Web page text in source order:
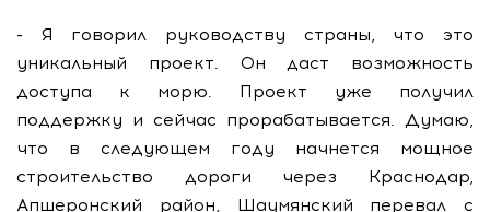
- Я говорил руководству страны, что это
уникальный проект. Он даст возможность
доступа к морю. Проект уже получил
поддержку и сейчас прорабатывается. Думаю,
что в следующем году начнется мощное
строительство дороги через Краснодар,
Апшеронский район, Шаумянский перевал с